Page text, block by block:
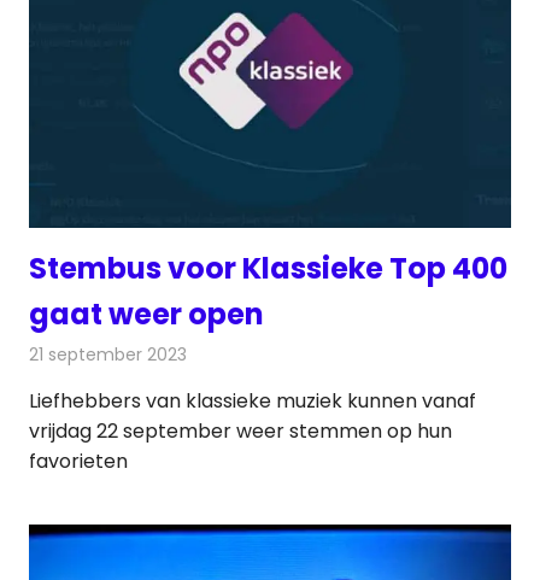
Stembus voor Klassieke Top 400
gaat weer open
21 september 2023
Liefhebbers van klassieke muziek kunnen vanaf
vrijdag 22 september weer stemmen op hun
favorieten